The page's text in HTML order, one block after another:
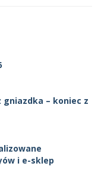
– koniec z
i e-sklep